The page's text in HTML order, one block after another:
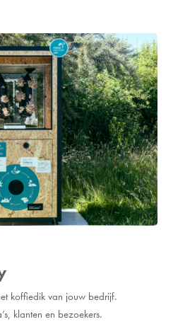
koffiedik van jouw bedrijf.
klanten en bezoekers.